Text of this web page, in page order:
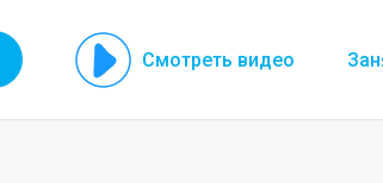
Смотреть видео